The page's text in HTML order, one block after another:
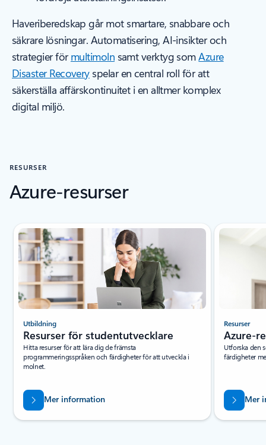
Haveriberedskap går mot smartare, snabbare och
säkrare lösningar. Automatisering, AI-insikter och
strategier förmultimoln samt verktyg somAzure
Disaster Recoveryspelar en central roll för att
säkerställa affärskontinuitet i en alltmer komplex
digital miljö.
RESURSER
Azure-resurser
Ny bild visas
Utbildning
Resurser för studentutvecklare
Hitta resurser för att lära dig de främsta
programmeringsspråken och färdigheter för att utveckla i
molnet.
Mer information
Resurser
Azure-
Utforska den
färdigheter
Mer